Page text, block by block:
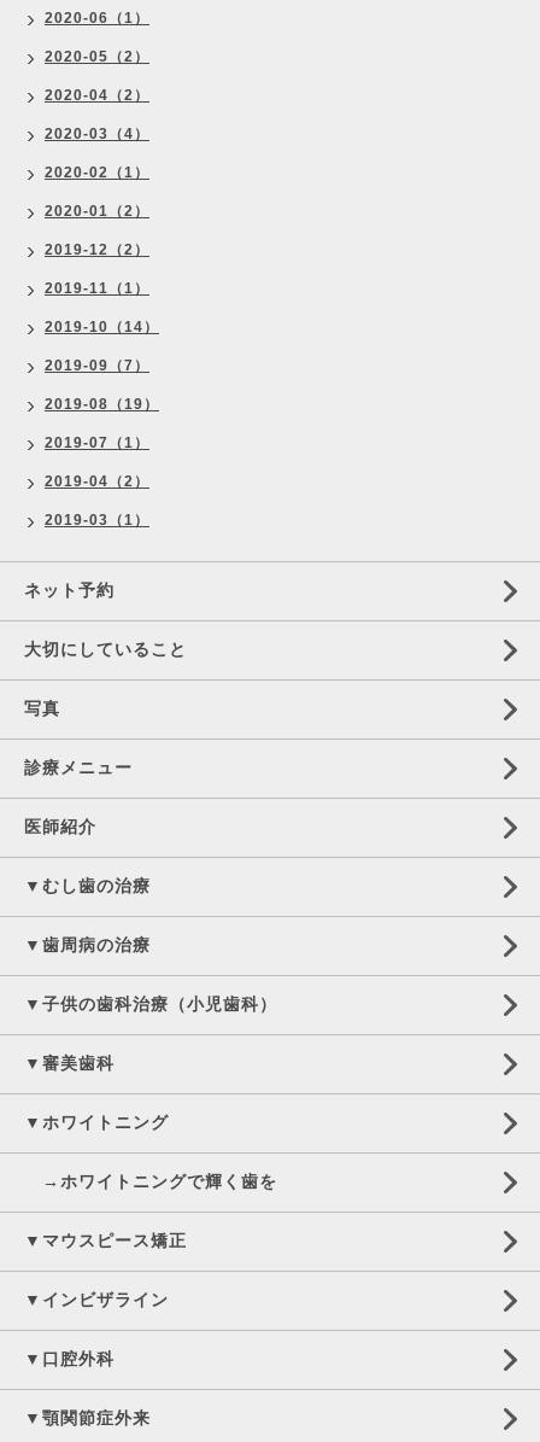
2020-06（1）
2020-05（2）
2020-04（2）
2020-03（4）
2020-02（1）
2020-01（2）
2019-12（2）
2019-11（1）
2019-10（14）
2019-09（7）
2019-08（19）
2019-07（1）
2019-04（2）
2019-03（1）
ネット予約
大切にしていること
写真
診療メニュー
医師紹介
▼むし歯の治療
▼歯周病の治療
▼子供の歯科治療（小児歯科）
▼審美歯科
▼ホワイトニング
→ホワイトニングで輝く歯を
▼マウスピース矯正
▼インビザライン
▼口腔外科
▼顎関節症外来